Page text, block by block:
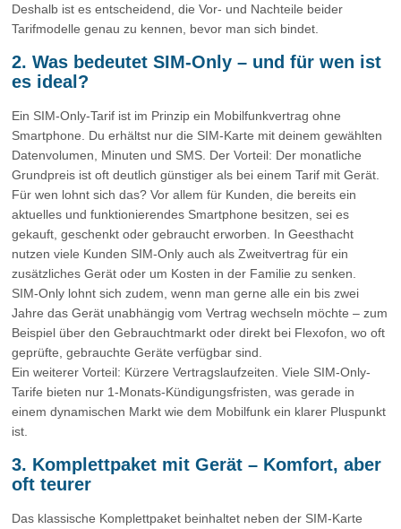
Deshalb ist es entscheidend, die Vor- und Nachteile beider
Tarifmodelle genau zu kennen, bevor man sich bindet.
2. Was bedeutet SIM-Only – und für wen ist
es ideal?
Ein SIM-Only-Tarif ist im Prinzip ein Mobilfunkvertrag ohne
Smartphone. Du erhältst nur die SIM-Karte mit deinem gewählten
Datenvolumen, Minuten und SMS. Der Vorteil: Der monatliche
Grundpreis ist oft deutlich günstiger als bei einem Tarif mit Gerät.
Für wen lohnt sich das? Vor allem für Kunden, die bereits ein
aktuelles und funktionierendes Smartphone besitzen, sei es
gekauft, geschenkt oder gebraucht erworben. In Geesthacht
nutzen viele Kunden SIM-Only auch als Zweitvertrag für ein
zusätzliches Gerät oder um Kosten in der Familie zu senken.
SIM-Only lohnt sich zudem, wenn man gerne alle ein bis zwei
Jahre das Gerät unabhängig vom Vertrag wechseln möchte – zum
Beispiel über den Gebrauchtmarkt oder direkt bei Flexofon, wo oft
geprüfte, gebrauchte Geräte verfügbar sind.
Ein weiterer Vorteil: Kürzere Vertragslaufzeiten. Viele SIM-Only-
Tarife bieten nur 1-Monats-Kündigungsfristen, was gerade in
einem dynamischen Markt wie dem Mobilfunk ein klarer Pluspunkt
ist.
3. Komplettpaket mit Gerät – Komfort, aber
oft teurer
Das klassische Komplettpaket beinhaltet neben der SIM-Karte